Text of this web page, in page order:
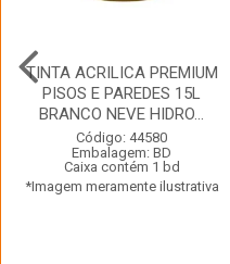
TINTA ACRILICA PREMIUM
PISOS E PAREDES 15L
BRANCO NEVE HIDRO...
Código: 44580
Embalagem: BD
Caixa contém 1 bd
*Imagem meramente ilustrativa